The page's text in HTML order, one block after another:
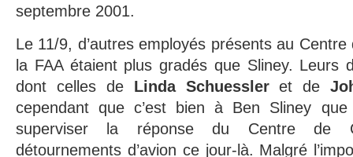
septembre 2001.
Le 11/9, d’autres employés présents au
la FAA étaient plus gradés que Sliney. Leurs
dont celles de Linda Schuessleret de
cependant que c’est bien à Ben Sliney
superviser la réponse du Centre de
détournements d’avion ce jour-là. Malgré